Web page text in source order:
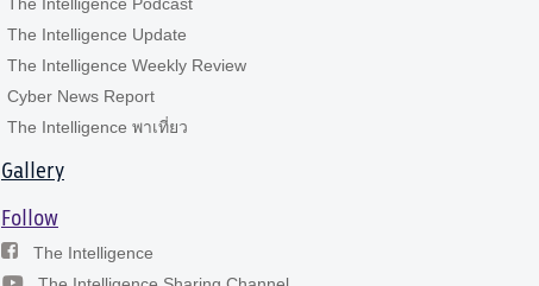
The Intelligence Update
The Intelligence Weekly Review
Cyber News Report
The Intelligence พาเที่ยว
Gallery
Follow
The Intelligence